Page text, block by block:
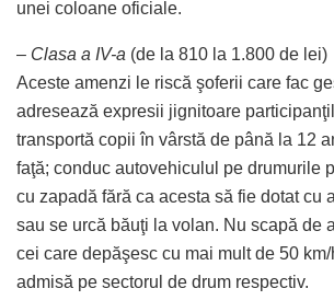
unei coloane oficiale.
– Clasa a IV-a (de la 810 la 1.800 de lei)
Aceste amenzi le riscă şoferii care fac
adresează expresii jignitoare
transportă copii în vârstă de până la 12
faţă; conduc autovehiculul pe drumurile
cu zapadă fără ca acesta să fie dotat cu
sau se urcă băuţi la volan. Nu scapă de
cei care depăşesc cu mai mult de 50
admisă pe sectorul de drum respectiv.